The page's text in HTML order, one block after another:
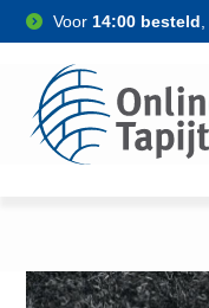
Voor 14:00 besteld